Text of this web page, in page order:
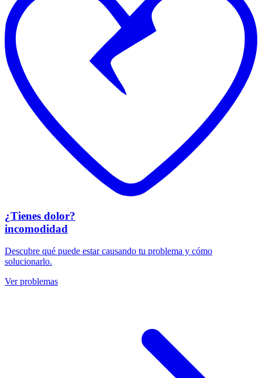
¿Tienes dolor?
incomodidad
Descubre qué puede estar causando tu problema y cómo
solucionarlo.
Ver problemas